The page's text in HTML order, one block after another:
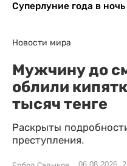
Суперлуние года в ночь
Новости мира
Мужчину до
облили
тысяч тенге
Раскрыты
преступления.